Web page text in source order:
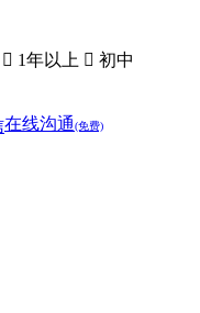
 1年以上  初中
在线沟通(免费)